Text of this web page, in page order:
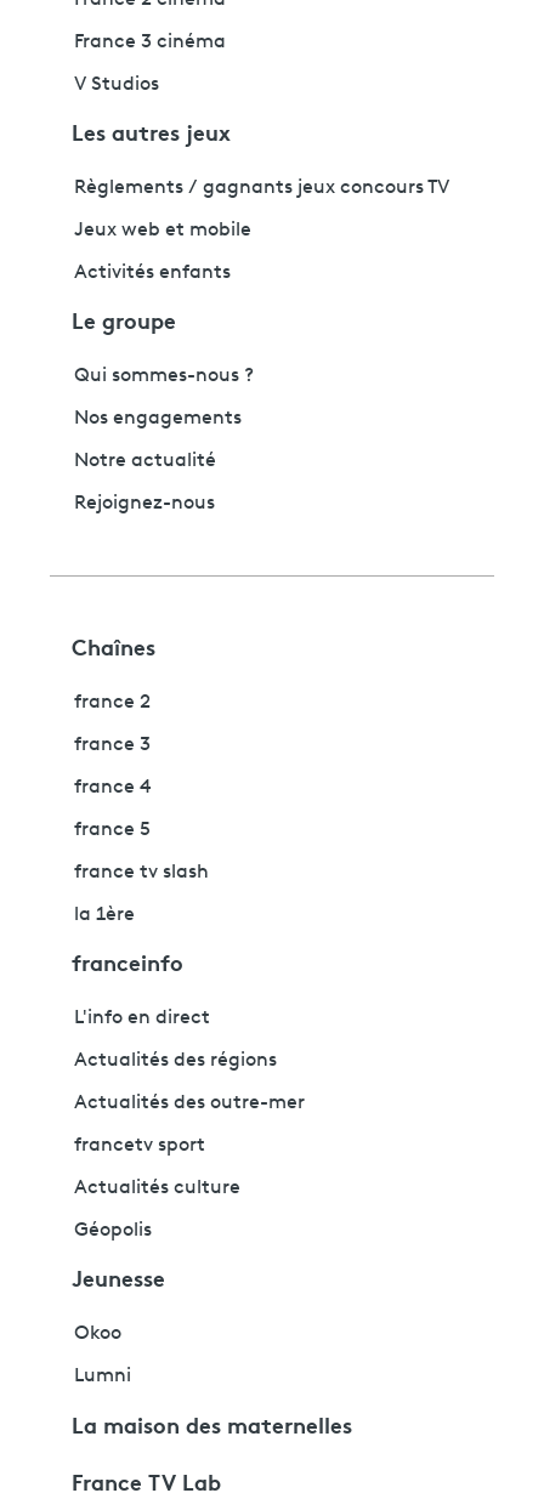
France 3 cinéma
V Studios
Les autres jeux
Règlements / gagnants jeux concours TV
Jeux web et mobile
Activités enfants
Le groupe
Qui sommes-nous ?
Nos engagements
Notre actualité
Rejoignez-nous
Chaînes
france 2
france 3
france 4
france 5
france tv slash
la 1ère
franceinfo
L'info en direct
Actualités des régions
Actualités des outre-mer
francetv sport
Actualités culture
Géopolis
Jeunesse
Okoo
Lumni
La maison des maternelles
France TV Lab